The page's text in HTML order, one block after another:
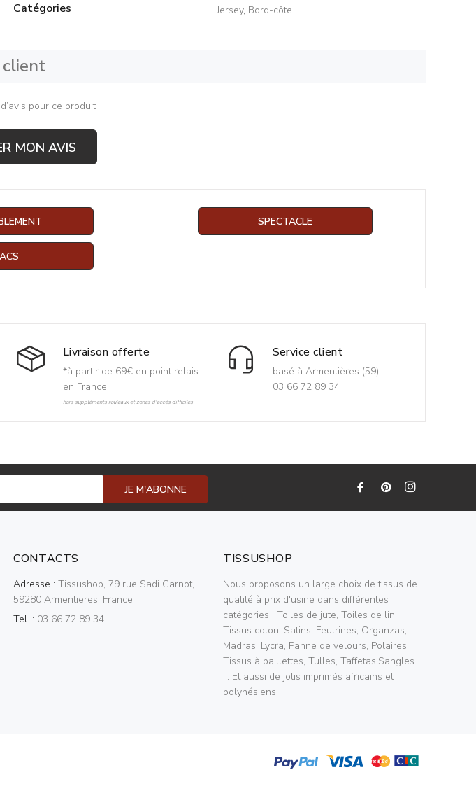
Catégories Jersey, Bord-côte
client
pour ce produit
MON AVIS
SPECTACLE
Livraison offerte
*à partir de 69€ en point relais
en France
hors suppléments rouleaux et zones d'accès difficiles
Service client
basé à Armentières (59)
03 66 72 89 34
JE M'ABONNE
CONTACTS
Adresse : Tissushop, 79 rue Sadi Carnot,
59280 Armentieres, France
Tel. : 03 66 72 89 34
TISSUSHOP
Nous proposons un large choix de tissus de
qualité à prix d'usine dans différentes
catégories : Toiles de jute, Toiles de lin,
Tissus coton, Satins, Feutrines, Organzas,
Madras, Lycra, Panne de velours, Polaires,
Tissus à paillettes, Tulles, Taffetas,Sangles
... Et aussi de jolis imprimés africains et
polynésiens